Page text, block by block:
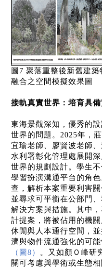
圖7 聚落重整後新舊建
融合之空間模擬效果圖
接軌真實世界：培育具
東海景觀深知，優秀的
世界的問題。2025年，
宜瑜老師、廖賢波老師
水利署彰化管理處展開
世界的規劃設計。學生
學習扮演溝通平台的角
查，解析本案重要利害
並尋求可平衡在公部門
解決方案與措施。其中
計提案，將被佔用的機
休閒與人本通行空間，
濟與物件流通強化的可
（圖8）
。又如顏Ｏ峰研
關可考慮與學術或生態